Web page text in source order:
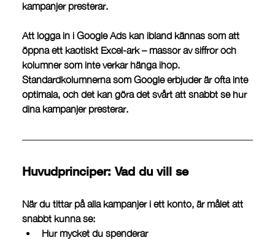
kampanjer presterar.
Att logga in i Google Ads kan ibland kännas som att
öppna ett kaotiskt Excel-ark – massor av siffror och
kolumner som inte verkar hänga ihop.
Standardkolumnerna som Google erbjuder är ofta inte
optimala, och det kan göra det svårt att snabbt se hur
dina kampanjer presterar.
Huvudprinciper: Vad du vill se
När du tittar på alla kampanjer i ett konto, är målet att
snabbt kunna se:
Hur mycket du spenderar